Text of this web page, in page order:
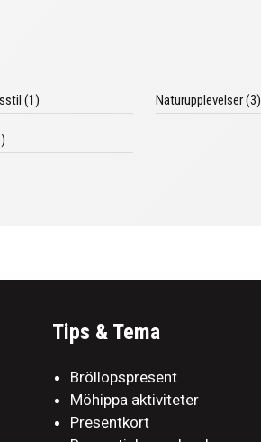
(1) Naturupplevelser (3)
Tips & Tema
Bröllopspresent
Möhippa aktiviteter
Presentkort